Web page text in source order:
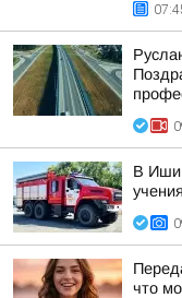
В
что